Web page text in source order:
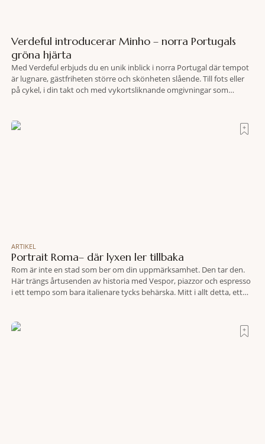
Verdeful introducerar Minho – norra Portugals
gröna hjärta
Med Verdeful erbjuds du en unik inblick i norra Portugal där tempot
är lugnare, gästfriheten större och skönheten slående. Till fots eller
på cykel, i din takt och med vykortsliknande omgivningar som
travel när det
ARTIKEL
Portrait Roma– där lyxen ler tillbaka
Rom är inte en stad som ber om din uppmärksamhet. Den tar den.
Här trängs årtusenden av historia med Vespor, piazzor och espresso
i ett tempo som bara italienare tycks behärska. Mitt i allt detta, ett